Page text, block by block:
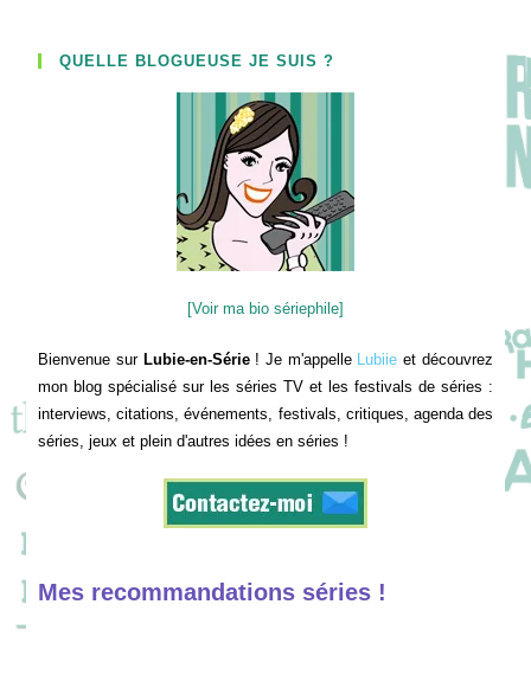
QUELLE BLOGUEUSE JE SUIS ?
[Voir ma bio sériephile]
Bienvenue sur Lubie-en-Série! Je m'appelle Lubiie et découvrez
mon blog spécialisé sur les séries TV et les festivals de séries :
interviews, citations, événements, festivals, critiques, agenda des
séries, jeux et plein d'autres idées en séries !
Mes recommandations séries !